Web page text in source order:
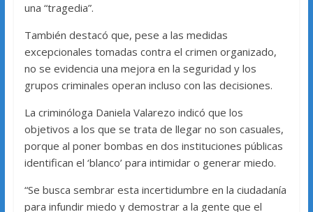
una “tragedia”.
También destacó que, pese a las medidas
excepcionales tomadas contra el crimen organizado,
no se evidencia una mejora en la seguridad y los
grupos criminales operan incluso con las decisiones.
La criminóloga Daniela Valarezo indicó que los
objetivos a los que se trata de llegar no son casuales,
porque al poner bombas en dos instituciones públicas
identifican el ‘blanco’ para intimidar o generar miedo.
“Se busca sembrar esta incertidumbre en la ciudadanía
para infundir miedo y demostrar a la gente que el